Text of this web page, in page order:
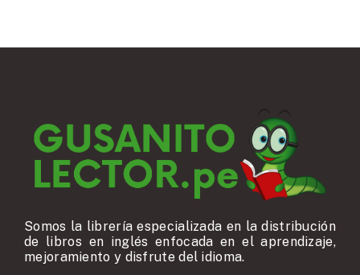
Somos la librería especializada en la distribución
de libros en inglés enfocada en el aprendizaje,
mejoramiento y disfrute del idioma.